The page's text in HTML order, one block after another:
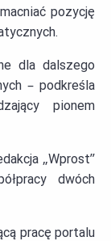
pozycję
dla dalszego
– podkreśla
pionem
„Wprost”
dwóch
pracę portalu